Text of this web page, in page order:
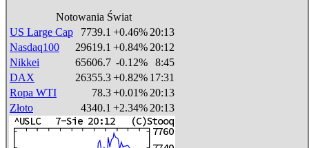
Notowania Świat
US Large Cap
7739.1 +0.46% 20:13
Nasdaq100
29619.1 +0.84% 20:12
Nikkei
65606.7 -0.12%
8:45
DAX
26355.3+0.82% 17:31
Ropa WTI
78.3+0.01% 20:13
Złoto
4340.1 +2.34% 20:13